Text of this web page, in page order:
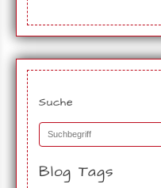
Suche
Blog Tags